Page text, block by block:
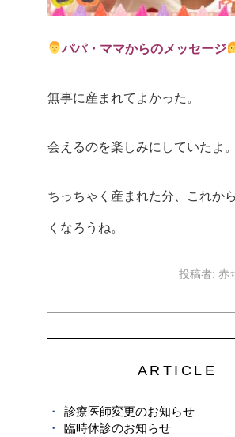
パパ・ママからのメッセージ
無事に産まれてよかった。
会えるのを楽しみにしていたよ。
ちっちゃく産まれた分、これか
くなろうね。
投稿者: 赤
ARTICLE
診療医師変更のお知らせ
臨時休診のお知らせ